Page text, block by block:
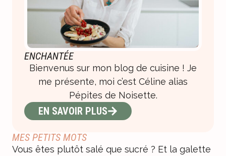
MES PETITS MOTS
Vous êtes plutôt salé que sucré ? Et la galette
ENCHANTÉE
Bienvenus sur mon blog de cuisine ! Je
me présente, moi c’est Céline alias
Pépites de Noisette.
EN SAVOIR PLUS